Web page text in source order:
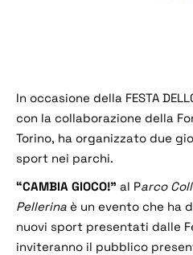
In occasione della FESTA
con la collaborazione della
Torino, ha organizzato due
sport nei parchi.
“CAMBIA GIOCO!” al Parco
Pellerina è un evento che ha
nuovi sport presentati dalle
inviteranno il pubblico